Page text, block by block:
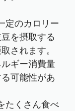
定のカロリー
を摂取する
されます。
ギー消費量
可能性があ
たくさん食べ